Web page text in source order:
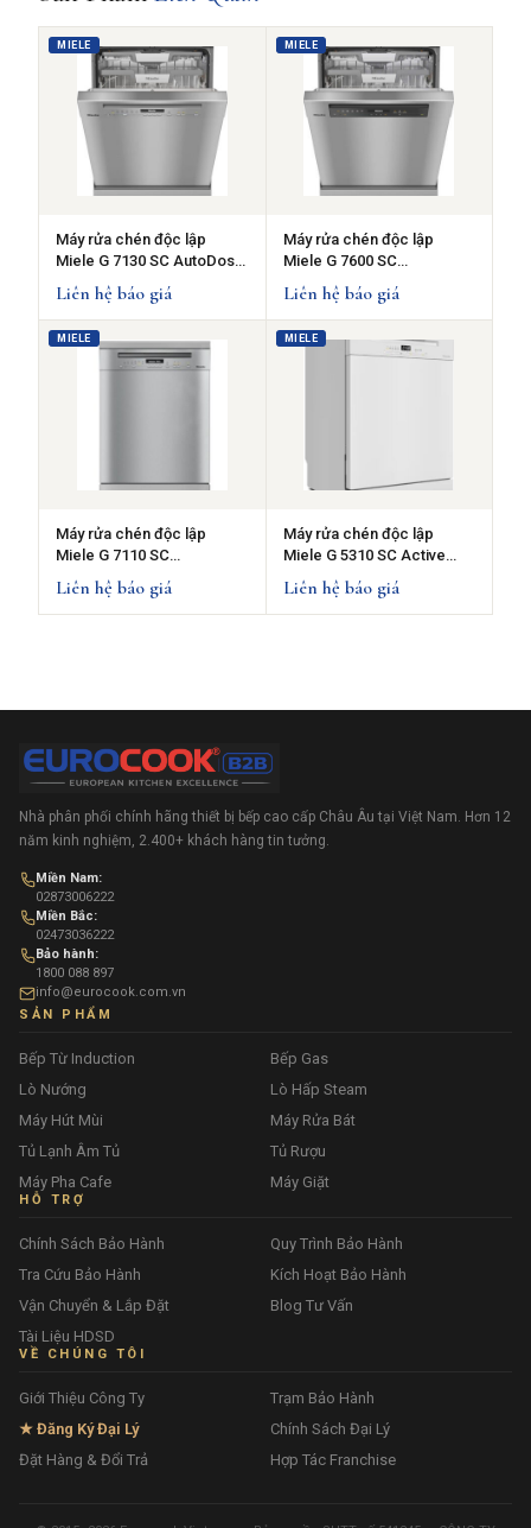
MIELE
Máy rửa chén độc lập
Miele G 7130 SC AutoDos
CLST - Mặt thép không gỉ
Liên hệ báo giá
MIELE
Máy rửa chén độc lập
Miele G 7600 SC
EDST/CLST AutoDos
Liên hệ báo giá
MIELE
Máy rửa chén độc lập
Miele G 7110 SC
EDST/CLST AutoDos
Liên hệ báo giá
MIELE
Máy rửa chén độc lập
Miele G 5310 SC Active
Plus- White
Liên hệ báo giá
Nhà phân phối chính hãng thiết bị bếp cao cấp Châu Âu tại Việt Nam. Hơn 12
năm kinh nghiệm, 2.400+ khách hàng tin tưởng.
Miền Nam:
02873006222
Miền Bắc:
02473036222
Bảo hành:
1800 088 897
info@eurocook.com.vn
SẢN PHẨM
Bếp Từ Induction
Bếp Gas
Lò Nướng
Lò Hấp Steam
Máy Hút Mùi
Máy Rửa Bát
Tủ Lạnh Âm Tủ
Tủ Rượu
Máy Pha Cafe
Máy Giặt
HỖ TRỢ
Chính Sách Bảo Hành
Quy Trình Bảo Hành
Tra Cứu Bảo Hành
Kích Hoạt Bảo Hành
Vận Chuyển & Lắp Đặt
Blog Tư Vấn
Tài Liệu HDSD
VỀ CHÚNG TÔI
Giới Thiệu Công Ty
Trạm Bảo Hành
★ Đăng Ký Đại Lý
Chính Sách Đại Lý
Đặt Hàng & Đổi Trả
Hợp Tác Franchise